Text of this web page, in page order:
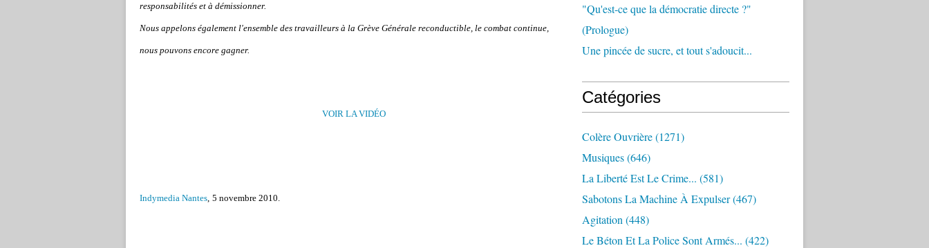
responsabilités et à démissionner.
Nous appelons également l'ensemble des travailleurs à la Grève Générale reconductible, le combat continue,
nous pouvons encore gagner.
VOIR LA VIDÉO
Indymedia Nantes, 5 novembre 2010.
"Qu'est-ce que la démocratie directe ?"
(Prologue)
Une pincée de sucre, et tout s'adoucit...
Catégories
Colère Ouvrière(1271)
Musiques(646)
La Liberté Est Le Crime... (581)
Sabotons La Machine À Expulser(467)
Agitation (448)
Le Béton Et La Police Sont Armés... (422)